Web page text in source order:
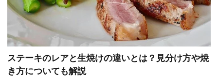
ステーキのレアと生焼けの違いとは？見分け方や焼
き方についても解説